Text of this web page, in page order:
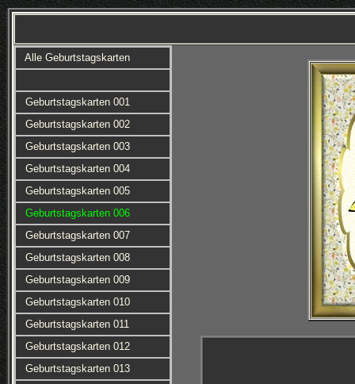
Alle Geburtstagskarten
Geburtstagskarten 001
Geburtstagskarten 002
Geburtstagskarten 003
Geburtstagskarten 004
Geburtstagskarten 005
Geburtstagskarten 006
Geburtstagskarten 007
Geburtstagskarten 008
Geburtstagskarten 009
Geburtstagskarten 010
Geburtstagskarten 011
Geburtstagskarten 012
Geburtstagskarten 013